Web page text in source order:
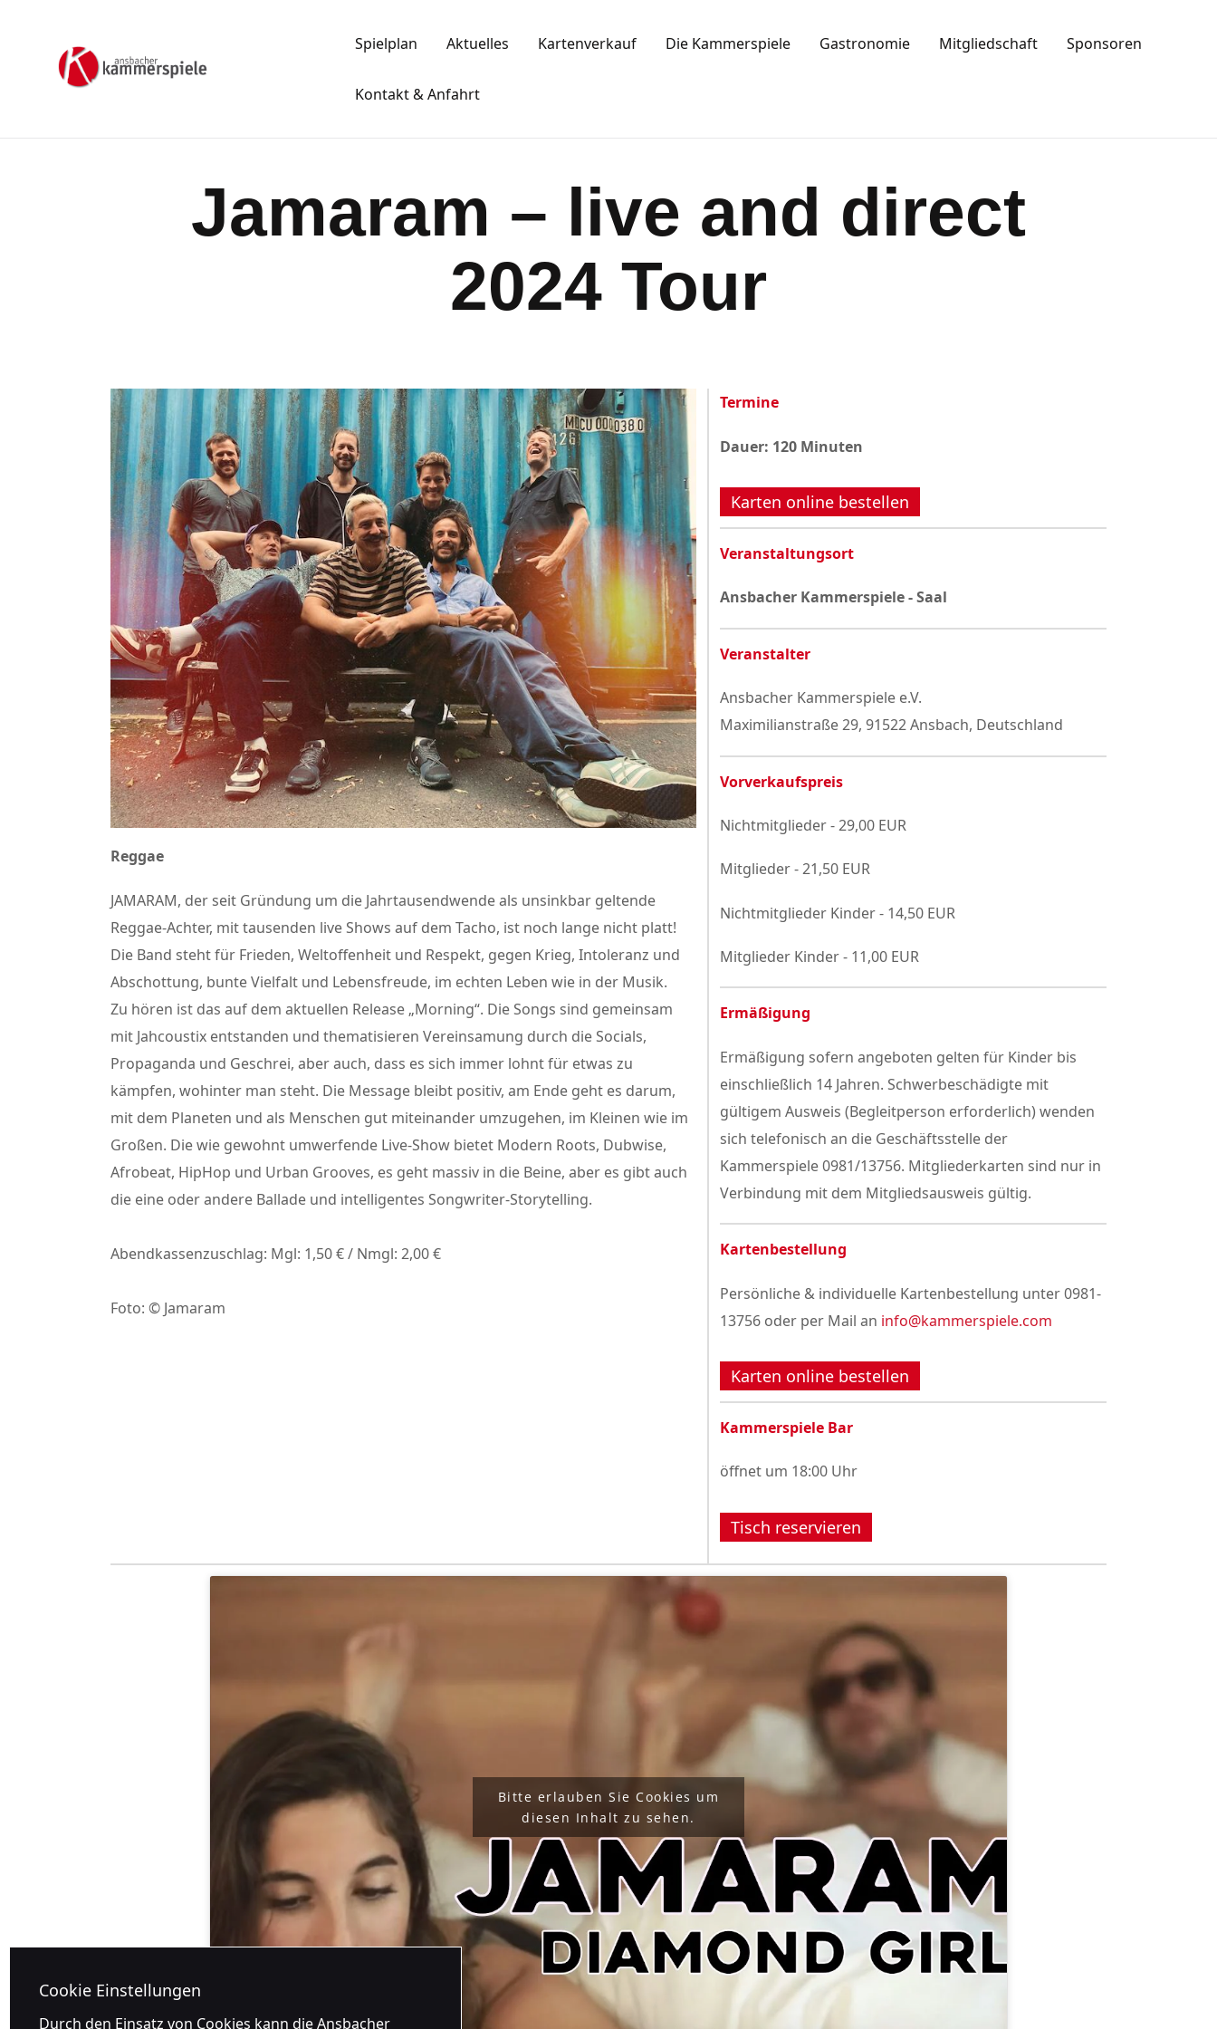
Cookie Einstellungen
Durch den Einsatz von Cookies kann die Ansbacher
Spielplan Aktuelles Kartenverkauf Die Kammerspiele Gastronomie Mitgliedschaft Sponsoren
Kontakt & Anfahrt
Jamaram – live and direct
2024 Tour
Kartenkauf
Mitgliedschaft
Gastronomie
Sponsoren
Impressum
Datenschutzerklärung
Reggae
JAMARAM, der seit Gründung um die Jahrtausendwende als unsinkbar geltende
Reggae-Achter, mit tausenden live Shows auf dem Tacho, ist noch lange nicht platt!
Die Band steht für Frieden, Weltoffenheit und Respekt, gegen Krieg, Intoleranz und
Abschottung, bunte Vielfalt und Lebensfreude, im echten Leben wie in der Musik.
Zu hören ist das auf dem aktuellen Release „Morning“. Die Songs sind gemeinsam
mit Jahcoustix entstanden und thematisieren Vereinsamung durch die Socials,
Propaganda und Geschrei, aber auch, dass es sich immer lohnt für etwas zu
kämpfen, wohinter man steht. Die Message bleibt positiv, am Ende geht es darum,
mit dem Planeten und als Menschen gut miteinander umzugehen, im Kleinen wie im
Großen. Die wie gewohnt umwerfende Live-Show bietet Modern Roots, Dubwise,
Afrobeat, HipHop und Urban Grooves, es geht massiv in die Beine, aber es gibt auch
die eine oder andere Ballade und intelligentes Songwriter-Storytelling.
Abendkassenzuschlag: Mgl: 1,50 € / Nmgl: 2,00 €
Foto: © Jamaram
Termine
Dauer: 120 Minuten
Karten online bestellen
Veranstaltungsort
Ansbacher Kammerspiele - Saal
Veranstalter
Ansbacher Kammerspiele e.V.
Maximilianstraße 29, 91522 Ansbach, Deutschland
Vorverkaufspreis
Nichtmitglieder - 29,00 EUR
Mitglieder - 21,50 EUR
Nichtmitglieder Kinder - 14,50 EUR
Mitglieder Kinder - 11,00 EUR
Ermäßigung
Ermäßigung sofern angeboten gelten für Kinder bis
einschließlich 14 Jahren. Schwerbeschädigte mit
gültigem Ausweis (Begleitperson erforderlich) wenden
sich telefonisch an die Geschäftsstelle der
Kammerspiele 0981/13756. Mitgliederkarten sind nur in
Verbindung mit dem Mitgliedsausweis gültig.
Kartenbestellung
Persönliche & individuelle Kartenbestellung unter 0981-
13756 oder per Mail an info@kammerspiele.com
Karten online bestellen
Kammerspiele Bar
öffnet um 18:00 Uhr
Tisch reservieren
Bitte erlauben Sie Cookies um
diesen Inhalt zu sehen.